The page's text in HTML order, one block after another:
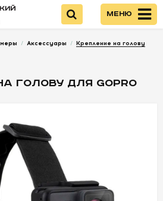
Меню
/ Аксессуары / Крепление на голову
ГОЛОВУ ДЛЯ GOPRO